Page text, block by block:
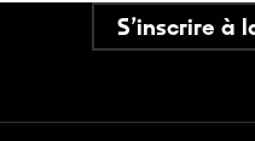
S’inscrire à